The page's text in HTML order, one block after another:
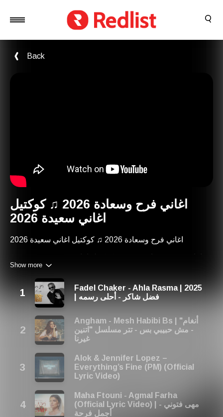
Back
اغاني فرح وسعادة 2026 ♫ كوكتيل
اغاني سعيدة 2026
اغاني فرح وسعادة 2026 ♫ كوكتيل اغاني سعيدة 2026
سعيدة 2025
Share your thoughts on our playlist: contact@red-
music.com
Show more
Fadel Chaker - Ahla Rasma | 2025
| فضل شاكر - أحلى رسمه
Angham - Mesh Habibi Bs | "أنغام
- مش حبيبي بس - تتر مسلسل "اتنين
غيرنا
Alok & Jennifer Lopez –
Everything’s Fine (PM) (Official
Lyric Video)
Maha Ftouni - Agmal Farha
(Official Lyric Video) | مهى فتوني -
أجمل فرحة